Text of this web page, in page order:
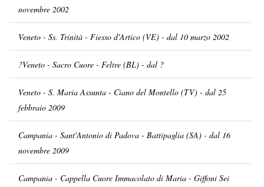
novembre 2002
Veneto - Ss. Trinità - Fiesso d'Artico (VE) - dal 10 marzo 2002
?Veneto - Sacro Cuore - Feltre (BL) - dal ?
Veneto - S. Maria Assunta - Ciano del Montello (TV) - dal 25
febbraio 2009
Campania - Sant'Antonio di Padova - Battipaglia (SA) - dal 16
novembre 2009
Campania - Cappella Cuore Immacolato di Maria - Giffoni Sei